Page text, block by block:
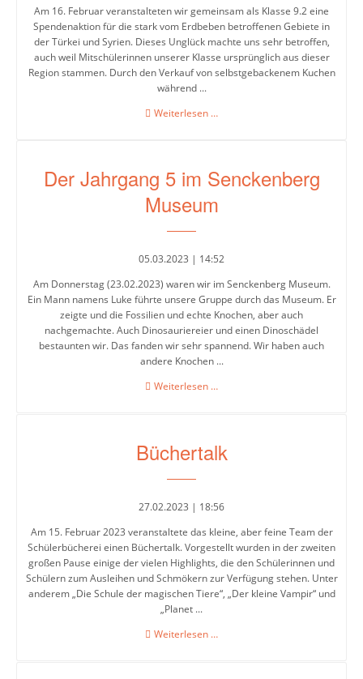
Am 16. Februar veranstalteten wir gemeinsam als Klasse 9.2 eine
Spendenaktion für die stark vom Erdbeben betroffenen Gebiete in
der Türkei und Syrien. Dieses Unglück machte uns sehr betroffen,
auch weil Mitschülerinnen unserer Klasse ursprünglich aus dieser
Region stammen. Durch den Verkauf von selbstgebackenem Kuchen
während ...
Weiterlesen …Spendenaktion
in
Syrien
und
Der Jahrgang 5 im Senckenberg
Museum
05.03.2023 | 14:52
Am Donnerstag (23.02.2023) waren wir im Senckenberg Museum.
Ein Mann namens Luke führte unsere Gruppe durch das Museum. Er
zeigte und die Fossilien und echte Knochen, aber auch
nachgemachte. Auch Dinosauriereier und einen Dinoschädel
bestaunten wir. Das fanden wir sehr spannend. Wir haben auch
andere Knochen ...
Weiterlesen …Der
Senckenberg
Museum
Büchertalk
27.02.2023 | 18:56
Am 15. Februar 2023 veranstaltete das kleine, aber feine Team der
Schülerbücherei einen Büchertalk. Vorgestellt wurden in der zweiten
großen Pause einige der vielen Highlights, die den Schülerinnen und
Schülern zum Ausleihen und Schmökern zur Verfügung stehen. Unter
anderem „Die Schule der magischen Tiere“, „Der kleine Vampir“ und
„Planet ...
Weiterlesen …Büchertalk